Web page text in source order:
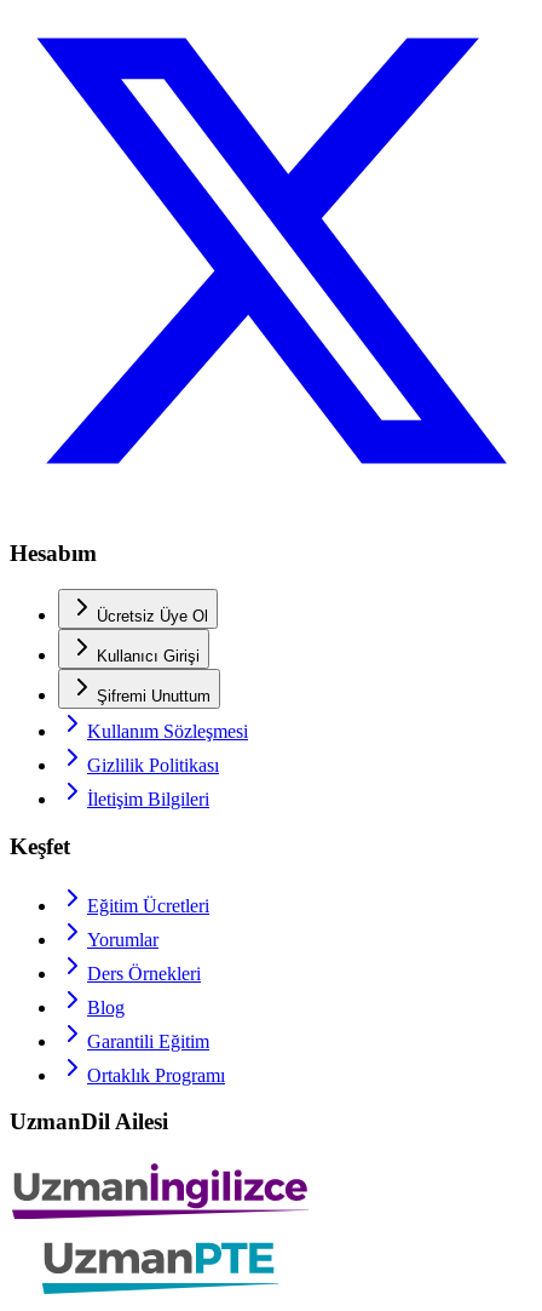
Hesabım
Ücretsiz Üye Ol
Kullanıcı Girişi
Şifremi Unuttum
Kullanım Sözleşmesi
Gizlilik Politikası
İletişim Bilgileri
Keşfet
Eğitim Ücretleri
Yorumlar
Ders Örnekleri
Blog
Garantili Eğitim
Ortaklık Programı
UzmanDil Ailesi